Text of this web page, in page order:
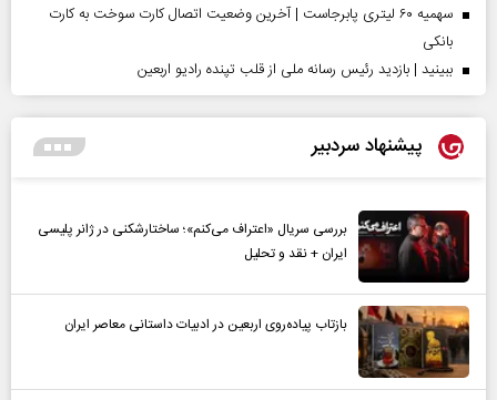
سهمیه ۶۰ لیتری پابرجاست | آخرین وضعیت اتصال کارت سوخت به کارت
بانکی
ببینید | بازدید رئیس رسانه ملی از قلب تپنده رادیو اربعین
پیشنهاد سردبیر
بررسی سریال «اعتراف می‌کنم»؛ ساختارشکنی در ژانر پلیسی
ایران + نقد و تحلیل
بازتاب پیاده‌روی اربعین در ادبیات داستانی معاصر ایران